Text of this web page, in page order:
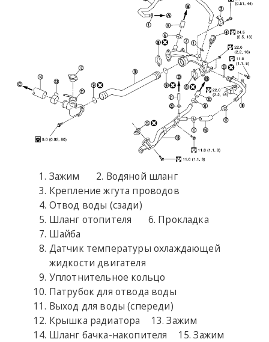
Зажим
Водяной шланг
Крепление жгута проводов
Отвод воды (сзади)
Шланг отопителя
Прокладка
Шайба
Датчик температуры охлаждающей
жидкости двигателя
Уплотнительное кольцо
Патрубок для отвода воды
Выход для воды (спереди)
Крышка радиатора
Зажим
Шланг бачка-накопителя
Зажим